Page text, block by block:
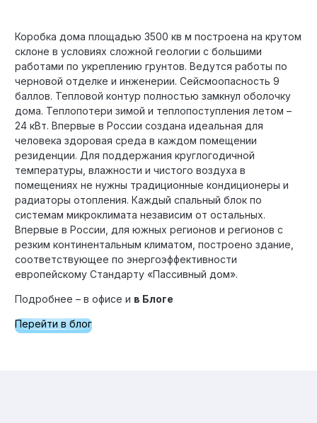
Коробка дома площадью 3500 кв м построена на крутом
склоне в условиях сложной геологии с большими
работами по укреплению грунтов. Ведутся работы по
черновой отделке и инженерии. Сейсмоопасность 9
баллов. Тепловой контур полностью замкнул оболочку
дома. Теплопотери зимой и теплопоступления летом –
24 кВт. Впервые в России создана идеальная для
человека здоровая среда в каждом помещении
резиденции. Для поддержания круглогодичной
температуры, влажности и чистого воздуха в
помещениях не нужны традиционные кондиционеры и
радиаторы отопления. Каждый спальный блок по
системам микроклимата независим от остальных.
Впервые в России, для южных регионов и регионов с
резким континентальным климатом, построено здание,
соответствующее по энергоэффективности
европейскому Стандарту «Пассивный дом».
Подробнее – в офисе и в Блоге
Перейти в блог